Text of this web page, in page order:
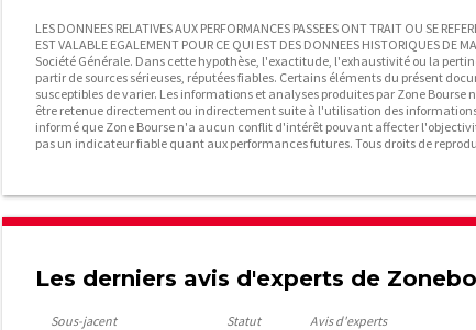
LES DONNEES RELATIVES AUX PERFORMANCES PASSEES ONT TRAIT OU SE
EST VALABLE EGALEMENT POUR CE QUI EST DES DONNEES
Société Générale. Dans cette hypothèse, l'exactitude, l'exhaustivité ou la
partir de sources sérieuses, réputées fiables. Certains éléments du présent
susceptibles de varier. Les informations et analyses produites par Zone
être retenue directement ou indirectement suite à l'utilisation des
informé que Zone Bourse n'a aucun conflit d'intérêt pouvant affecter
pas un indicateur fiable quant aux performances futures. Tous droits de
Les derniers avis d'experts de
Sous-jacent Statut Avis d'experts